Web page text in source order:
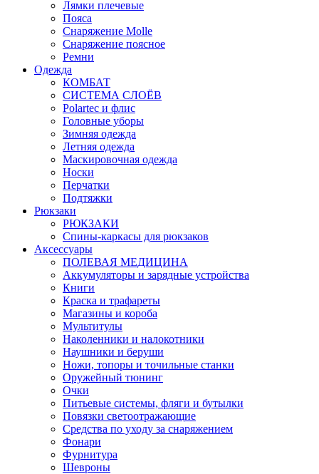
Лямки плечевые
Пояса
Снаряжение Molle
Снаряжение поясное
Ремни
Одежда
КОМБАТ
СИСТЕМА СЛОЁВ
Polartec и флис
Головные уборы
Зимняя одежда
Летняя одежда
Маскировочная одежда
Носки
Перчатки
Подтяжки
Рюкзаки
РЮКЗАКИ
Спины-каркасы для рюкзаков
Аксессуары
ПОЛЕВАЯ МЕДИЦИНА
Аккумуляторы и зарядные устройства
Книги
Краска и трафареты
Магазины и короба
Мультитулы
Наколенники и налокотники
Наушники и беруши
Ножи, топоры и точильные станки
Оружейный тюнинг
Очки
Питьевые системы, фляги и бутылки
Повязки светоотражающие
Средства по уходу за снаряжением
Фонари
Фурнитура
Шевроны